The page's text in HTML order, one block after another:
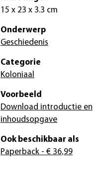
15 x 23 x 3.3 cm
Onderwerp
Geschiedenis
Categorie
Koloniaal
Voorbeeld
Download introductie en
inhoudsopgave
Ook beschikbaar als
Paperback - € 36,99